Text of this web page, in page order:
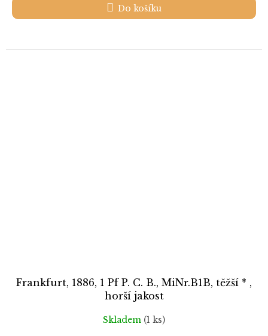
Do košíku
Frankfurt, 1886, 1 Pf P. C. B., MiNr.B1B, těžší * ,
horší jakost
Skladem (1 ks)